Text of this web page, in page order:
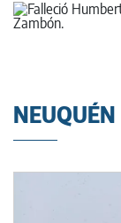
NEUQUÉN